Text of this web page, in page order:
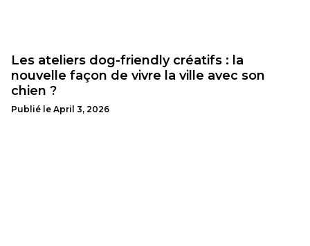
Les ateliers dog-friendly créatifs : la
nouvelle façon de vivre la ville avec son
chien ?
Publié le April 3, 2026